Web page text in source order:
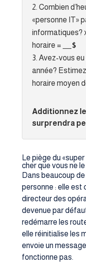
Combien
«personne IT»
informatiques?
horaire =
___$
Avez-vous
année?
horaire moyen
Additionnez
surprendra
Le piège du
cher que vous ne
Dans beaucoup
personne : elle est
directeur des
devenue par
redémarre les
elle réinitialise les
envoie un
fonctionne pas.